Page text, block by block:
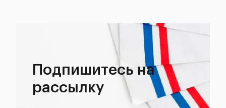
Подпишитесь на
рассылку